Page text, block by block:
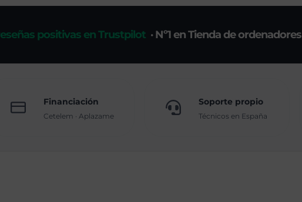
positivas en Trustpilot· Nº1 en Tienda de ordenadores
Financiación
Cetelem · Aplazame
Soporte propio
Técnicos en España